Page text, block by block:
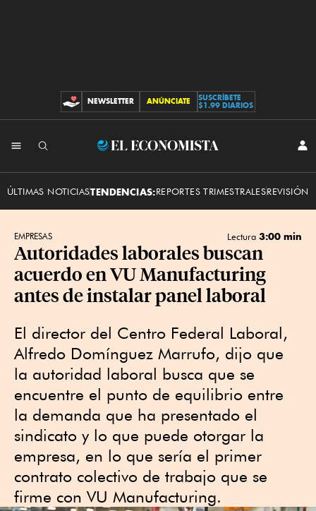
CONTRIBUCIONES
NEWSLETTER ANÚNCIATE
SUSCRÍBETE
$1.99 DIARIOS
El
ÚLTIMAS NOTICIASTENDENCIAS:REPORTES TRIMESTRALESREVISIÓN
EMPRESAS Lectura 3:00 min
Autoridades laborales buscan
acuerdo en VU Manufacturing
antes de instalar panel laboral
El director del Centro Federal Laboral,
Alfredo Domínguez Marrufo, dijo que
la autoridad laboral busca que se
encuentre el punto de equilibrio entre
la demanda que ha presentado el
sindicato y lo que puede otorgar la
empresa, en lo que sería el primer
contrato colectivo de trabajo que se
firme con VU Manufacturing.